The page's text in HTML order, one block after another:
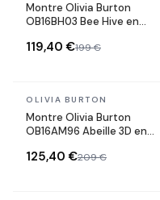
Montre Olivia Burton
OB16BH03 Bee Hive en
119,40 €199 €
En stock
OLIVIA BURTON
Montre Olivia Burton
OB16AM96 Abeille 3D en
milanaise
125,40 €209 €